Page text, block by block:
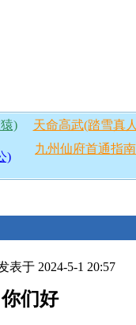
) 天命高武(踏雪真
)
九州仙府首通指
表于 2024-5-1 20:57
们好